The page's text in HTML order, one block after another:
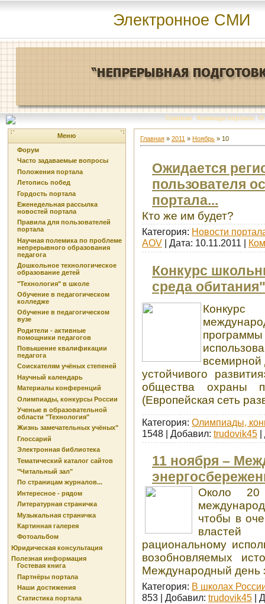
Электронное СМИ
Главная | Команда портала | О
Меню
Форум
Часто задаваемые вопросы
Положения портала
Летопись побед
Гордость портала
Еженедельная рассылка
новостей портала
Правила для пользователей
портала
Научная полемика по проблеме
непрерывного образования
педагога
Дошкольное технологическое
образование детей
"Технология" в школе
Обучение в педагогическом
колледже
Обучение в педагогическом
вузе
Родители - активные
помощники педагогов
Повышение квалификации
педагога
Соискателям учёных степеней
Научный календарь
Материалы конференций
Олимпиады, конкурсы России
Ученые в образовательной
области "Технология"
Жизнь замечательных учёных"
Глоссарий
Электронная библиотека
Тематический каталог сайтов
"Читальный зал"
По страницам журналов...
Интересное - рядом
Литературная страничка
Музыкальная страничка
Картинная галерея
Фотоальбом
Юридическая консультация
Полезная информация
Гостевая книга
Партнёры портала
Наши достижения
Статистика портала
Главная » 2011 » Ноябрь » 10
Ожидается
пользователя
портала...
Кто же им будет?
Категория: Новости
AOV | Дата: 10.11.2011
Конкурс
среда обитания"
устойчивого
общества охраны
(Европейская сеть
Категория: Олимпиады,
1548 | Добавил: trudovik45 |
11 ноября –
Около 20
чтобы в
рациональному
возобновляемых
Международный день
Категория: В школах
853 | Добавил: trudovik45 |